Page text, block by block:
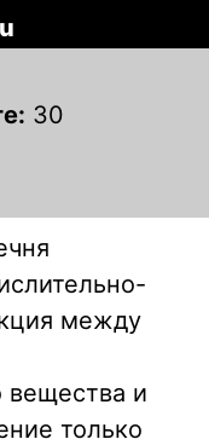
30
между
вещества и
только